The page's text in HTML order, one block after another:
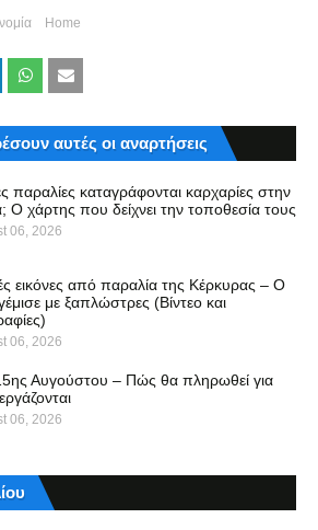
Home
αυτές οι αναρτήσεις
παραλίες καταγράφονται καρχαρίες στην
Ο χάρτης που δείχνει την τοποθεσία τους
06, 2026
εικόνες από παραλία της Κέρκυρας – Ο
με ξαπλώστρες (Βίντεο και
06, 2026
Αυγούστου – Πώς θα πληρωθεί για
06, 2026